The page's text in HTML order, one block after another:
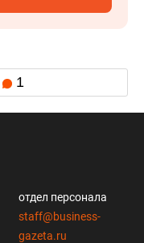
1
отдел персонала
staff@business-
gazeta.ru